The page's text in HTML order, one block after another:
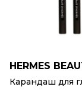
HERMES
Карандаш для